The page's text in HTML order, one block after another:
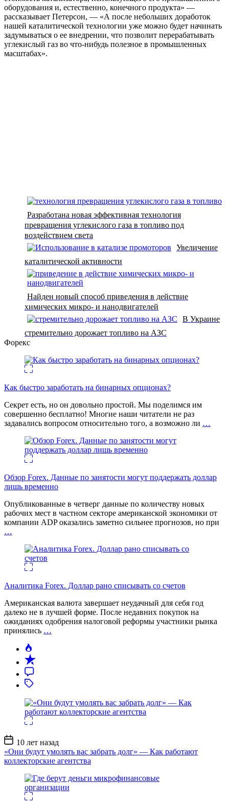
оборудования и, естественно, конечного продукта» —
рассказывает Петерсон, — «А после небольших доработок
нашей каталитической технологии уже можно будет начинать
задумываться о ее внедрении, что позволит перерабатывать
углекислый газ во что-нибудь полезное в промышленных
масштабах».
Разработана новая эффективная технология
превращения углекислого газа в топливо под
воздействием света
Увеличение
каталитической активности
Найден новый способ приведения в действие
химических микро- и нанодвигателей
В Украине
стремительно дорожает топливо на АЗС
Форекс
Как быстро заработать на бинарных опционах?
Секрет есть, но он довольно простой. Мы поделимся им
совершенно бесплатно! Многие наши читатели не раз
задавались вопросом относительно того, а возможно ли …
Обзор Forex. Данные по занятости могут поддержать доллар
лишь временно
Опубликованные в четверг данные по количеству новых
рабочих мест в частном секторе американской экономики от
компании ADP оказались заметно сильнее прогнозов, но при
…
Аналитика Forex. Доллар рано списывать со счетов
Американская валюта завершает неудачный для себя год
далеко не в лучшей форме. После недавних покупок на
ожиданиях одобрения налоговой реформы участники рынка
принялись …
Дата
записи
10 лет назад
«Они будут умолять вас забрать долг» — Как работают
коллекторские агентства